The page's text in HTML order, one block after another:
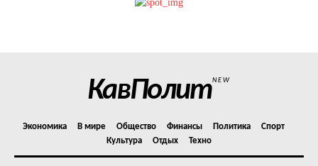
Политика конфиденциальности
КавПолитNEW
Экономика В мире Общество Финансы Политика
Спорт
Культура
Отдых Техно